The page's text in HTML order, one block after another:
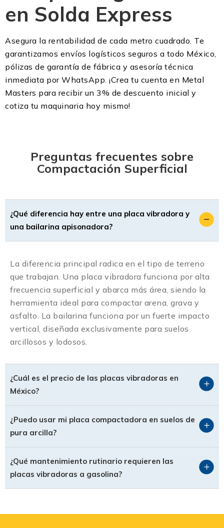
en Solda Express
Asegura la rentabilidad de cada metro cuadrado. Te
garantizamos envíos logísticos seguros a todo México,
pólizas de garantía de fábrica y asesoría técnica
inmediata por WhatsApp. ¡Crea tu cuenta en Metal
Masters para recibir un 3% de descuento inicial y
cotiza tu maquinaria hoy mismo!
Preguntas frecuentes sobre
Compactación Superficial
¿Qué diferencia hay entre una placa vibradora y
una bailarina apisonadora?
La diferencia principal radica en el tipo de terreno
que trabajan. Una placa vibradora funciona por alta
frecuencia superficial y abarca más área, siendo la
herramienta ideal para compactar arena, grava y
asfalto. La bailarina funciona por un fuerte impacto
vertical, diseñada exclusivamente para suelos
arcillosos y lodosos.
¿Cuál es el precio de las placas vibradoras en
México?
¿Puedo usar mi placa compactadora en suelos de
pura arcilla?
¿Qué mantenimiento rutinario requieren las
placas vibradoras a gasolina?